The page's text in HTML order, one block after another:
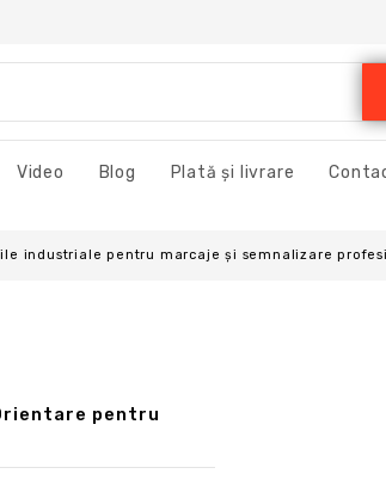
Video Blog Plată și livrare
industriale pentru marcaje și semnalizare
pentru